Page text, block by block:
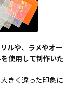
ルや、ラメやオー
使用して制作いた
きく違った印象に